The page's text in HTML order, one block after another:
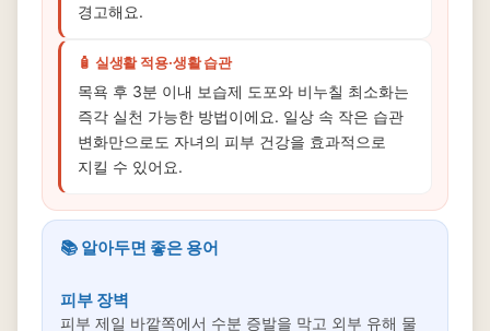
경고해요.
🧴 실생활 적용·생활 습관
목욕 후 3분 이내 보습제 도포와 비누칠 최소화는
즉각 실천 가능한 방법이에요. 일상 속 작은 습관
변화만으로도 자녀의 피부 건강을 효과적으로
지킬 수 있어요.
📚 알아두면 좋은 용어
피부 장벽
피부 제일 바깥쪽에서 수분 증발을 막고 외부 유해 물